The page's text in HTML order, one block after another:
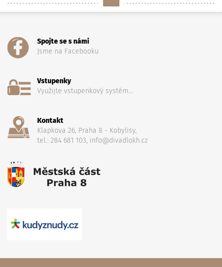
Spojte se s námi
Jsme na Facebooku
Vstupenky
Využijte vstupenkový systém...
Kontakt
Klapkova 26, Praha 8 - Kobylisy,
tel.: 284 681 103, info@divadlokh.cz